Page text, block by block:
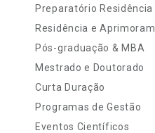
Preparatório Residência
Residência e
Pós-graduação & MBA
Mestrado e Doutorado
Curta Duração
Programas de Gestão
Eventos Científicos